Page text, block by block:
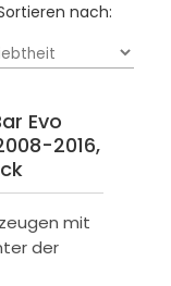
nach:
Evo
2016,
mit
der